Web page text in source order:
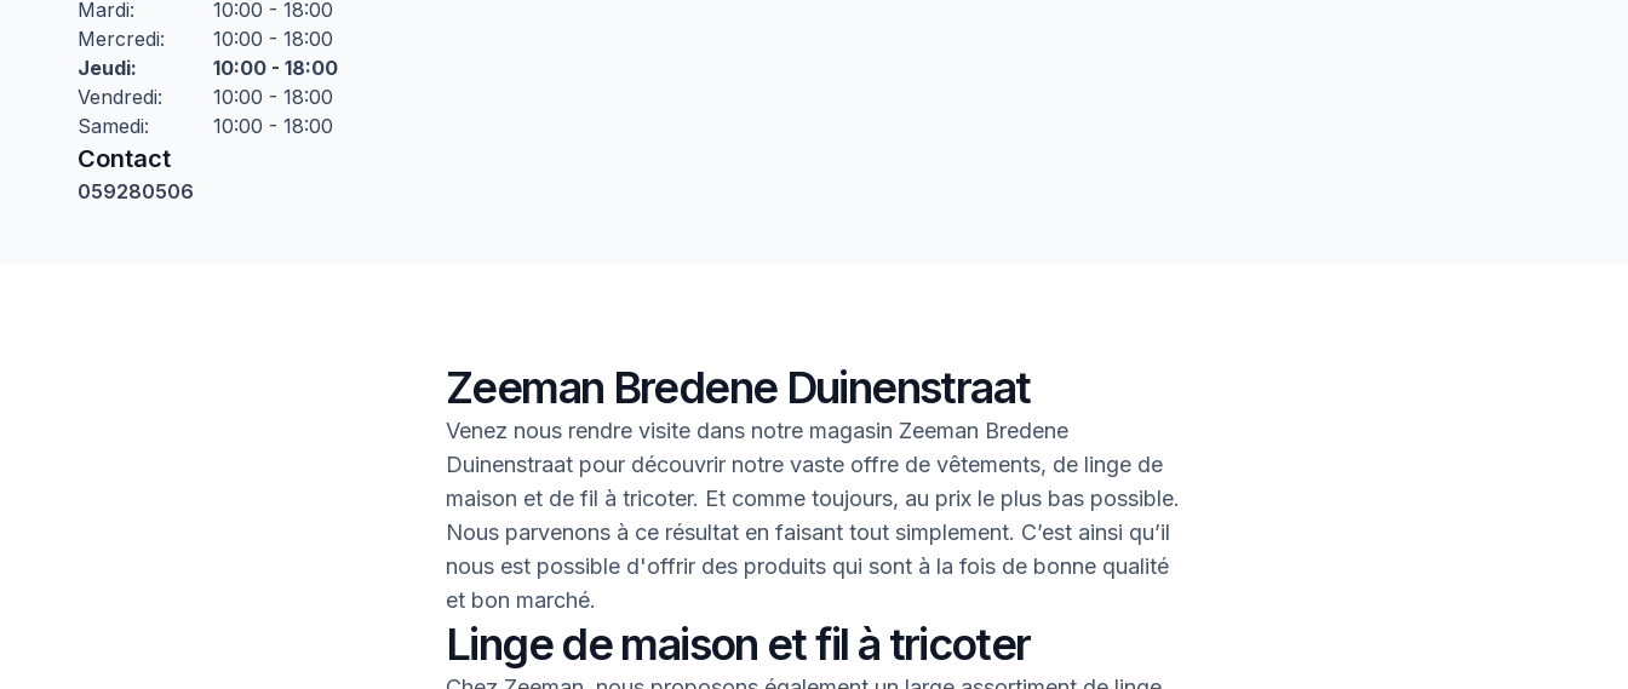
Mardi:
10:00 - 18:00
Mercredi:
10:00 - 18:00
Jeudi:
10:00 - 18:00
Vendredi:
10:00 - 18:00
Samedi: 10:00 - 18:00
Contact
059280506
Zeeman Bredene Duinenstraat
Venez nous rendre visite dans notre magasin Zeeman Bredene
Duinenstraat pour découvrir notre vaste offre de vêtements, de linge de
maison et de fil à tricoter. Et comme toujours, au prix le plus bas possible.
Nous parvenons à ce résultat en faisant tout simplement. C’est ainsi qu’il
nous est possible d'offrir des produits qui sont à la fois de bonne qualité
et bon marché.
Linge de maison et fil à tricoter